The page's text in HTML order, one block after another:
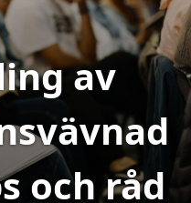
av
och råd